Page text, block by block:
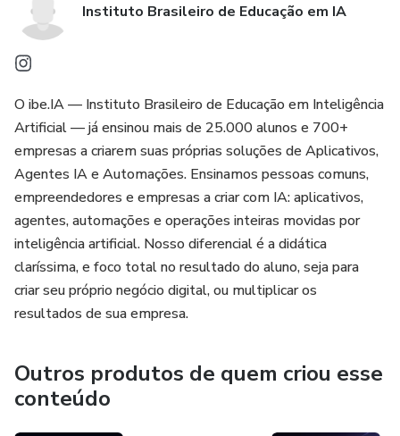
Instituto Brasileiro de Educação em IA
O ibe.IA — Instituto Brasileiro de Educação em Inteligência
Artificial — já ensinou mais de 25.000 alunos e 700+
empresas a criarem suas próprias soluções de Aplicativos,
Agentes IA e Automações. Ensinamos pessoas comuns,
empreendedores e empresas a criar com IA: aplicativos,
agentes, automações e operações inteiras movidas por
inteligência artificial. Nosso diferencial é a didática
claríssima, e foco total no resultado do aluno, seja para
criar seu próprio negócio digital, ou multiplicar os
resultados de sua empresa.
Outros produtos de quem criou esse
conteúdo